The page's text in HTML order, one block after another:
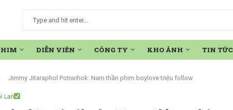
DIỄN VIÊN CÔNG TY KHO ẢNH TIN TỨC
Jimmy Jitaraphol Potiwihok: Nam thần phim boylove triệu follow
Lan